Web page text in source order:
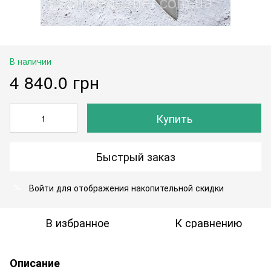
В наличии
4 840.0 грн
Купить
Быстрый заказ
Войти для отображения накопительной скидки
В избранное К сравнению
Описание